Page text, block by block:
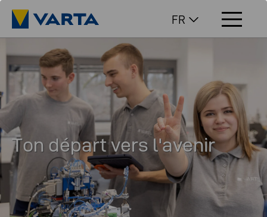
FR
Ton départ vers l'avenir